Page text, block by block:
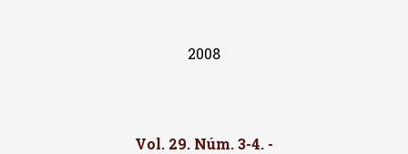
2008
Vol. 29. Núm. 3-4. -